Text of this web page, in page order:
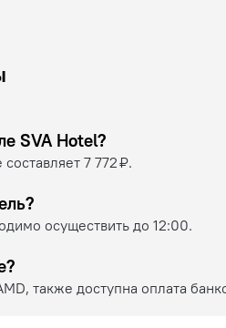
проживание в отеле SVA Hotel?
7 772 ₽.
и выезд в отель?
осуществить до 12:00.
отеле?
также доступна оплата